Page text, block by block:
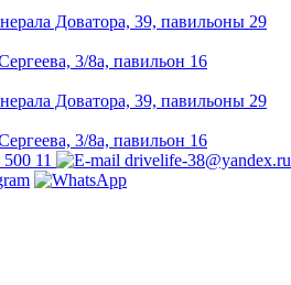
Доватора, 39, павильоны 29
3/8а, павильон 16
Доватора, 39, павильоны 29
3/8а, павильон 16
11
drivelife-38@yandex.ru